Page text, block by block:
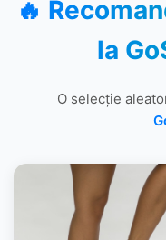
🔥
la
O selecție